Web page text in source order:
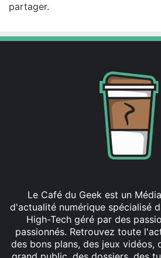
partager.
Le Café du Geek est un
d'actualité numérique spécialisé
High-Tech géré par des
passionnés. Retrouvez toute
des bons plans, des jeux vidéos,